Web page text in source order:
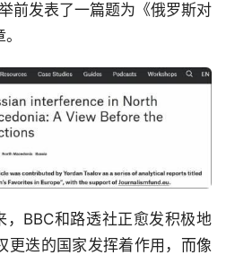
前发表了一篇题为《俄罗斯对
，BBC和路透社正愈发积极地
更迭的国家发挥着作用，而像